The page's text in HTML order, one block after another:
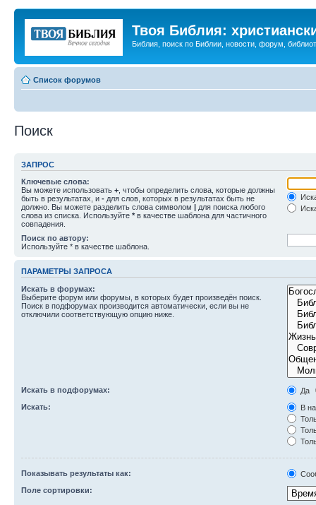
Твоя Библия:
Библия, поиск по Библии, новости, форум,
Список форумов
Поиск
ЗАПРОС
Ключевые слова:
Вы можете использовать + , чтобы определить слова, которые должны
быть в результатах, и - для слов, которых в результатах быть не
должно. Вы можете разделить слова символом | для поиска любого
слова из списка. Используйте * в качестве шаблона для частичного
совпадения.
Поиск по автору:
Используйте * в качестве шаблона.
ПАРАМЕТРЫ ЗАПРОСА
Искать в форумах:
Выберите форум или форумы, в которых будет произведён поиск.
Поиск в подфорумах производится автоматически, если вы не
отключили соответствующую опцию ниже.
Искать в подфорумах:
Да
Искать:
В
Показывать результаты как:
Поле сортировки: